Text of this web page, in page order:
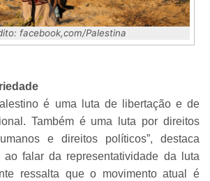
facebook,com/Palestina
é uma luta de libertação e de
Também é uma luta por direitos
e direitos políticos”, destaca
ao falar da representatividade da luta
ressalta que o movimento atual é